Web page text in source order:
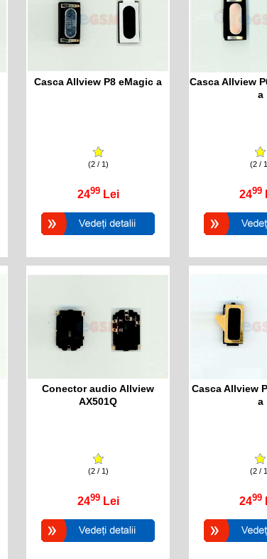
Casca Allview P8 eMagic a
(2 / 1)
2499 Lei
Casca Allview
a
(2 /
2499
Conector audio Allview
AX501Q
(2 / 1)
2499 Lei
Casca Allview
a
(2 /
2499